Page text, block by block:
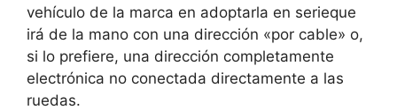
vehículo de la marca en adoptarla en serieque
irá de la mano con una dirección «por cable» o,
si lo prefiere, una dirección completamente
electrónica no conectada directamente a las
ruedas.